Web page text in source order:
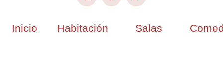
Inicio Habitación Salas